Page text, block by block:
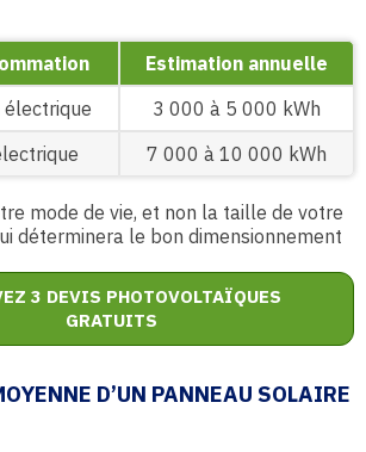
Estimation annuelle
électrique
3 000 à 5 000 kWh
7 000 à 10 000 kWh
mode de vie, et non la taille de votre
déterminera le bon dimensionnement
3 DEVIS PHOTOVOLTAÏQUES
GRATUITS
D’UN PANNEAU SOLAIRE